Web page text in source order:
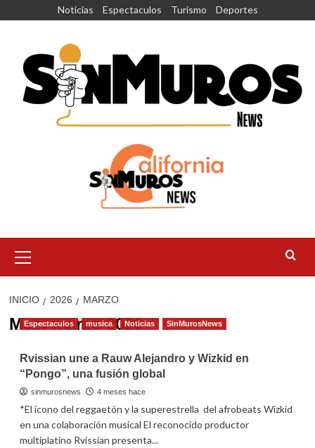
Noticias Espectaculos Turismo Deportes
principal
INICIO 2026 MARZO
Mes:marzo 2026
Espectaculos musica Noticias SinMurosNews
Rvissian une a Rauw Alejandro y Wizkid en
“Pongo”, una fusión global
sinmurosnews 4 meses hace
*El ícono del reggaetón y la superestrella del afrobeats Wizkid
en una colaboración musical El reconocido productor
multiplatino Rvissian presenta...